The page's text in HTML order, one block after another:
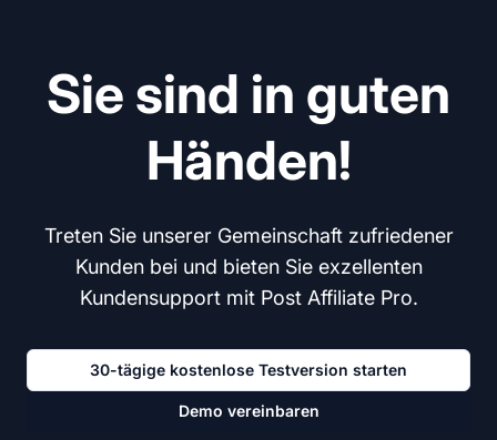
Sie sind in guten
Händen!
Treten Sie unserer Gemeinschaft zufriedener
Kunden bei und bieten Sie exzellenten
Kundensupport mit Post Affiliate Pro.
30-tägige kostenlose Testversion starten
Demo vereinbaren